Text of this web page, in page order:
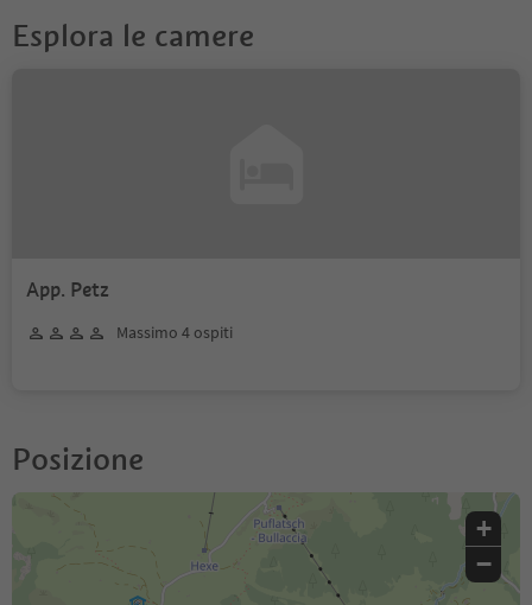
Esplora le camere
App. Petz
Massimo 4 ospiti
Posizione
+
−